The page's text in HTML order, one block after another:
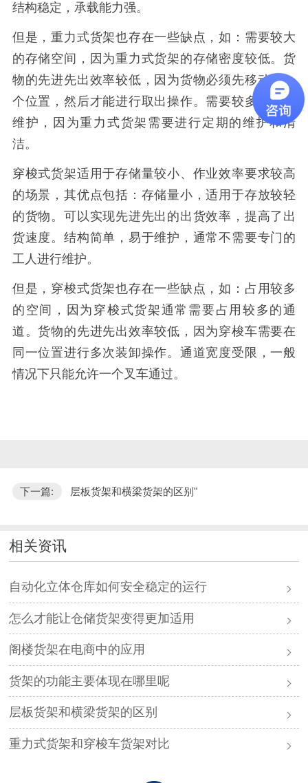
结构稳定，承载能力强。
但是，重力式货架也存在一些缺点，如：需要较大
的存储空间，因为重力式货架的存储密度较低。货
物的先进先出效率较低，因为货物必须先移动到一
个位置，然后才能进行取出操作。需要较多的人力
维护，因为重力式货架需要进行定期的维护和清
洁。
穿梭式货架适用于存储量较小、作业效率要求较高
的场景，其优点包括：存储量小，适用于存放较轻
的货物。可以实现先进先出的出货效率，提高了出
货速度。结构简单，易于维护，通常不需要专门的
工人进行维护。
但是，穿梭式货架也存在一些缺点，如：占用较多
的空间，因为穿梭式货架通常需要占用较多的通
道。货物的先进先出效率较低，因为穿梭车需要在
同一位置进行多次装卸操作。通道宽度受限，一般
情况下只能允许一个叉车通过。
下一篇: 层板货架和横梁货架的区别"
相关资讯
自动化立体仓库如何安全稳定的运行
怎么才能让仓储货架变得更加适用
阁楼货架在电商中的应用
货架的功能主要体现在哪里呢
层板货架和横梁货架的区别
重力式货架和穿梭车货架对比